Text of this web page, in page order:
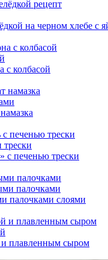
на черном хлебе с
с колбасой
трески
с печенью трески
палочками
палочками слоями
и плавленным сыром